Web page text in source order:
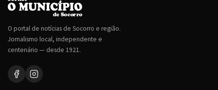
O portal de notícias de Socorro e região.
Jornalismo local, independente e
centenário — desde 1921.